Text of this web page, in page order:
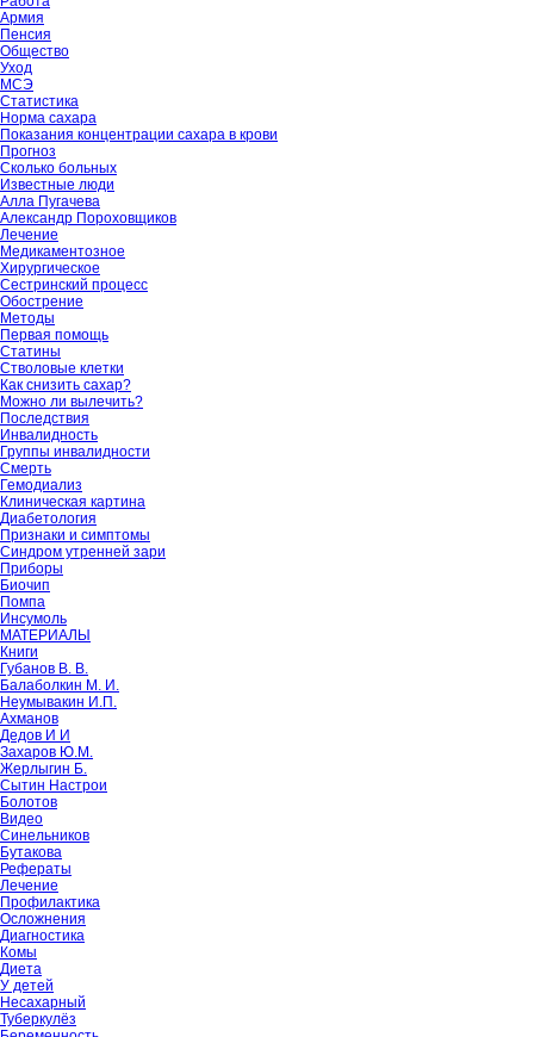
Армия
Пенсия
Общество
Уход
МСЭ
Статистика
Норма сахара
Показания концентрации сахара в крови
Прогноз
Сколько больных
Известные люди
Алла Пугачева
Александр Пороховщиков
Лечение
Медикаментозное
Хирургическое
Сестринский процесс
Обострение
Методы
Первая помощь
Статины
Стволовые клетки
Как снизить сахар?
Можно ли вылечить?
Последствия
Инвалидность
Группы инвалидности
Смерть
Гемодиализ
Клиническая картина
Диабетология
Признаки и симптомы
Синдром утренней зари
Приборы
Биочип
Помпа
Инсумоль
МАТЕРИАЛЫ
Книги
Губанов В. В.
Балаболкин М. И.
Неумывакин И.П.
Ахманов
Дедов И И
Захаров Ю.М.
Жерлыгин Б.
Сытин Настрои
Болотов
Видео
Синельников
Бутакова
Рефераты
Лечение
Профилактика
Осложнения
Диагностика
Комы
Диета
У детей
Несахарный
Туберкулёз